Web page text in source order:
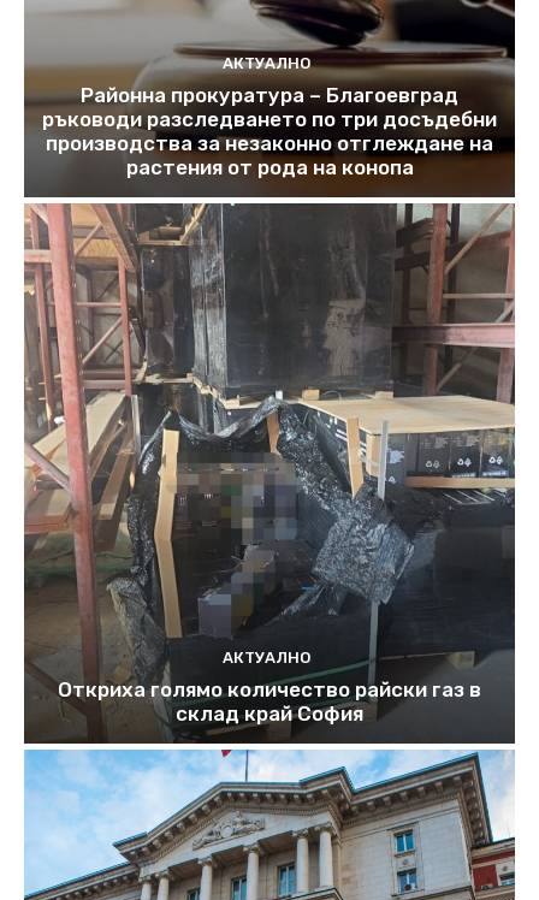
АКТУАЛНО
Районна прокуратура – Благоевград
ръководи разследването по три досъдебни
производства за незаконно отглеждане на
растения от рода на конопа
АКТУАЛНО
Откриха голямо количество райски газ в
склад край София